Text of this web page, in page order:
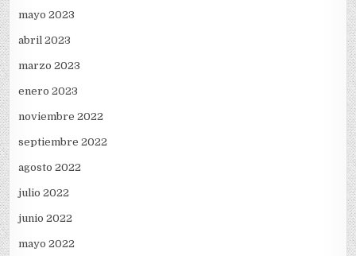
mayo 2023
abril 2023
marzo 2023
enero 2023
noviembre 2022
septiembre 2022
agosto 2022
julio 2022
junio 2022
mayo 2022